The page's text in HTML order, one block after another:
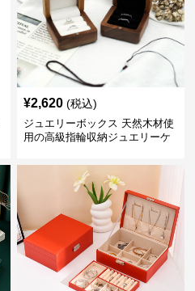
¥2,620 (税込)
ジュエリーボックス 天然木材使
用の高級指輪収納ジュエリーケ